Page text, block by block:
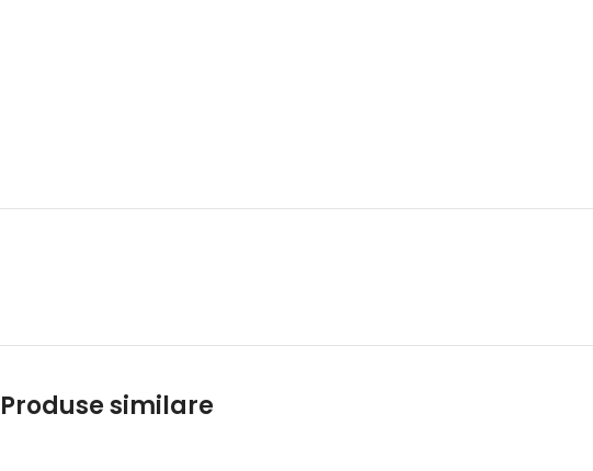
Produse similare